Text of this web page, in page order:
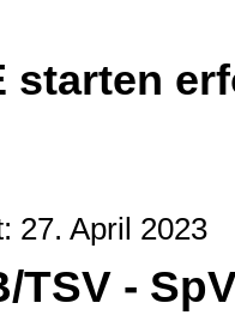
starten
27. April 2023
TSV -